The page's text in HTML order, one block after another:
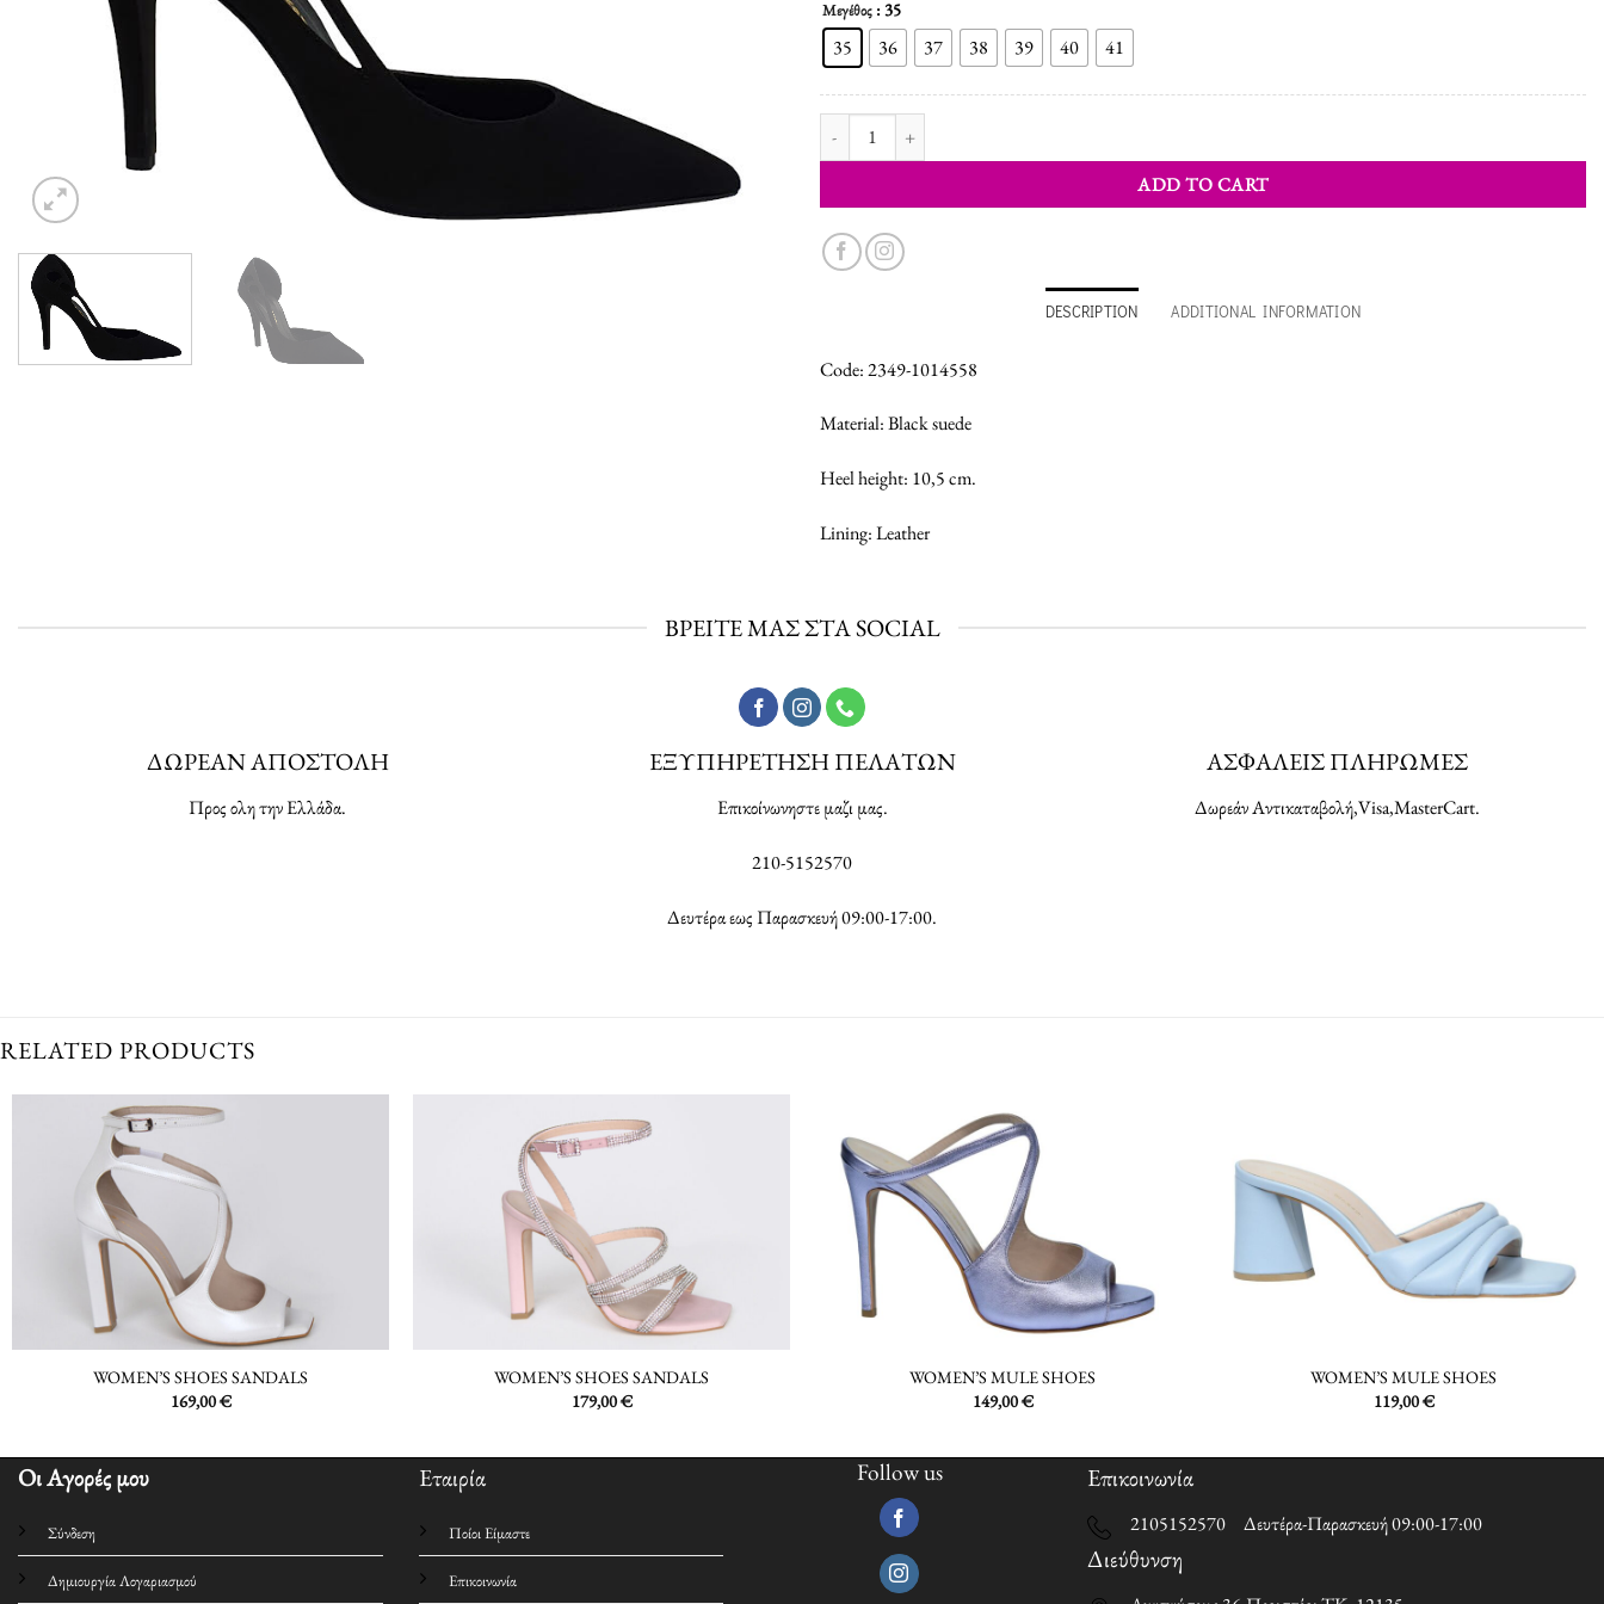
Μεγέθος : 35
35 36 37 38 39 40 41
ADD TO CART
DESCRIPTION ADDITIONAL INFORMATION
Code: 2349-1014558
Material: Black suede
Heel height: 10,5 cm.
Lining: Leather
ΒΡΕΙΤΕ ΜΑΣ ΣΤΑ SOCIAL
ΔΩΡΕΑΝ ΑΠΟΣΤΟΛΗ
Προς ολη την Ελλάδα.
ΕΞΥΠΗΡΕΤΗΣΗ ΠΕΛΑΤΩΝ
Επικοίνωνηστε μαζι μας.
210-5152570
Δευτέρα εως Παρασκευή 09:00-17:00.
ΑΣΦΑΛΕΙΣ ΠΛΗΡΩΜΕΣ
Δωρεάν Αντικαταβολή,Visa,MasterCart.
RELATED PRODUCTS
WOMEN’S SHOES SANDALS
169,00€
WOMEN’S SHOES SANDALS
179,00€
WOMEN’S MULE SHOES
149,00€
WOMEN’S MULE SHOES
119,00€
Οι Αγορές μου
Σύνδεση
Δημιουργία Λογαριασμού
Εταιρία
Ποίοι Είμαστε
Επικοινωνία
Follow us Επικοινωνία
2105152570 Δευτέρα-Παρασκευή 09:00-17:00
Διεύθυνση